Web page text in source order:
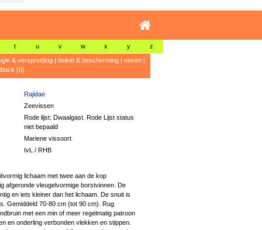
t u v w x y z
& verspreiding| beleid & bescherming| eieren|
(0)
Rajidae
Zeevissen
Rode lijst: Dwaalgast. Rode Lijst status
niet bepaald
Mariene vissoort
IvL / RHB
lichaam met twee aan de kop
afgeronde vleugelvormige borstvinnen. De
en iets kleiner dan het lichaam. De snuit is
Gemiddeld 70-80 cm (tot 90 cm). Rug
met een min of meer regelmatig patroon
en onderling verbonden vlekken en stippen.